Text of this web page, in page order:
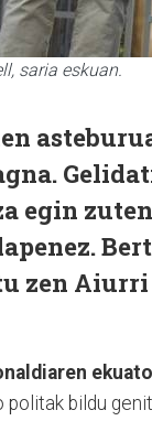
saria eskuan.
egin
zen Aiurri
politak bildu